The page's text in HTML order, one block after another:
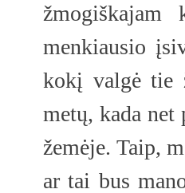
menkiausio
kokį valgė tie
metų, kada
žemėje. Taip,
ar tai bus